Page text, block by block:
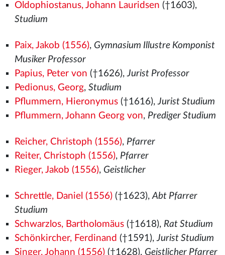
Oldophiostanus, Johann Lauridsen (†1603),
Studium
Paix, Jakob (1556), Gymnasium Illustre Komponist
Musiker Professor
Papius, Peter von (†1626),Jurist Professor
Pedionus, Georg, Studium
Pflummern, Hieronymus(†1616),Jurist Studium
Pflummern, Johann Georg von, Prediger Studium
Reicher, Christoph (1556), Pfarrer
Reiter, Christoph (1556), Pfarrer
Rieger, Jakob (1556), Geistlicher
Schrettle, Daniel (1556)(†1623),Abt Pfarrer
Studium
Schwarzlos, Bartholomäus(†1618), Rat Studium
Schönkircher, Ferdinand (†1591),Jurist Studium
Singer, Johann (1556)(†1628), Geistlicher Pfarrer